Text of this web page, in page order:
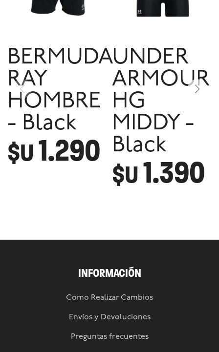
BERMUDA
RAY
HOMBRE
- Black
$U1.290
UNDER
ARMOUR
HG
MIDDY -
Black
$U1.390
INFORMACIÓN
Como Realizar Cambios
Envíos y Devoluciones
Preguntas frecuentes